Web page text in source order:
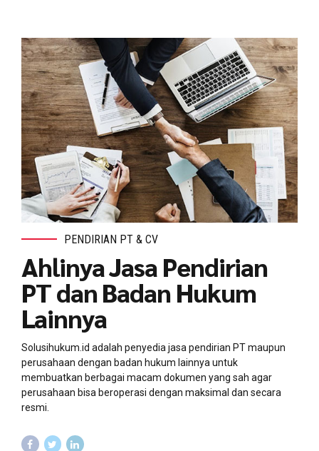
PENDIRIAN PT & CV
Ahlinya Jasa Pendirian
PT dan Badan Hukum
Lainnya
Solusihukum.id adalah penyedia jasa pendirian PT maupun
perusahaan dengan badan hukum lainnya untuk
membuatkan berbagai macam dokumen yang sah agar
perusahaan bisa beroperasi dengan maksimal dan secara
resmi.